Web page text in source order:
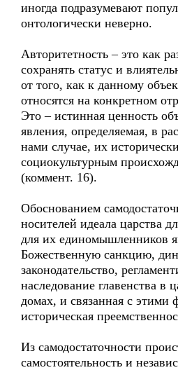
иногда подразумевают
онтологически неверно.
Авторитетность – это как
сохранять статус и
от того, как к данному
относятся на конкретном
Это – истинная ценность
явления, определяемая, в
нами случае, их
социокультурным
(коммент. 16).
Обоснованием
носителей идеала царства
для их единомышленников
Божественную санкцию,
законодательство,
наследование главенства в
домах, и связанная с этими
историческая
Из самодостаточности
самостоятельность и